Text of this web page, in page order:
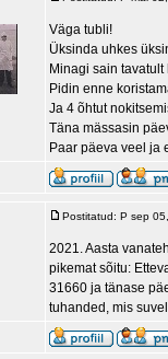
Väga tubli!
Üksinda uhkes
Minagi sain
Pidin enne
Ja 4 õhtut
Täna mässasin
Paar päeva veel ja
Postitatud: P sep
2021. Aasta
pikemat sõitu:
31660 ja tänase
tuhanded, mis